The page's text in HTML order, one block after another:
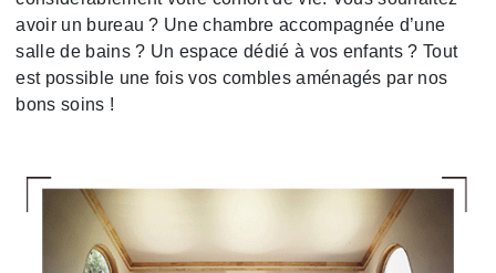
avoir un bureau ? Une chambre accompagnée d’une
salle de bains ? Un espace dédié à vos enfants ? Tout
est possible une fois vos combles aménagés par nos
bons soins !